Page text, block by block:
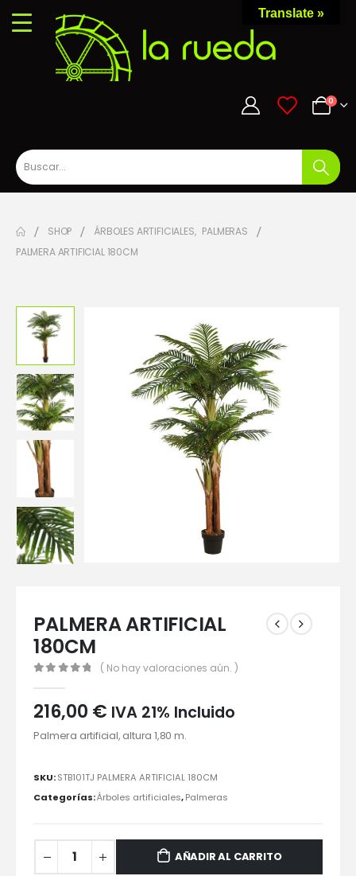
0 0
SHOP ÁRBOLES ARTIFICIALES, PALMERAS
PALMERA ARTIFICIAL 180CM
PALMERA ARTIFICIAL
180CM
( No hay valoraciones aún. )
216,00 € IVA 21% Incluido
Palmera artificial, altura 1,80 m.
SKU:STB101TJ PALMERA ARTIFICIAL 180CM
Categorías:Árboles artificiales,Palmeras
AÑADIR AL CARRITO
Translate »